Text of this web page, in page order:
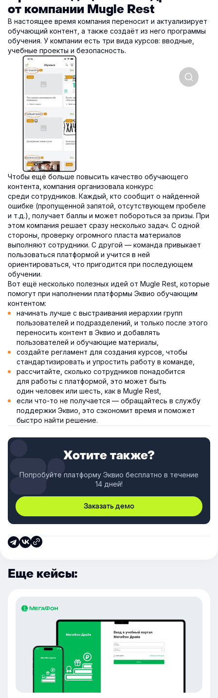
от компании Mugle Rest
В настоящее время компания переносит и актуализирует
обучающий контент, а также создаёт из него программы
обучения. У компании есть три вида курсов: вводные,
учебные проекты и безопасность.
Чтобы ещё больше повысить качество обучающего
контента, компания организовала конкурс
среди сотрудников. Каждый, кто сообщит о найденной
ошибке (пропущенной запятой, отсутствующем пробеле
и т.д.), получает баллы и может побороться за призы. При
этом компания решает сразу несколько задач. С одной
стороны, проверку огромного пласта материалов
выполняют сотрудники. С другой — команда привыкает
пользоваться платформой и учится в ней
ориентироваться, что пригодится при последующем
обучении.
Вот ещё несколько полезных идей от Mugle Rest, которые
помогут при наполнении платформы Эквио обучающим
контентом:
начинать лучше с выстраивания иерархии групп
пользователей и подразделений, и только после этого
переносить контент в Эквио и добавлять
пользователей и обучающие материалы,
создайте регламент для создания курсов, чтобы
стандартизировать и упростить работу в команде,
рассчитайте, сколько сотрудников понадобится
для работы с платформой, это может быть
один человек или шесть, как в Mugle Rest,
если что-то не получается — обращайтесь в службу
поддержки Эквио, это сэкономит время и поможет
быстро найти решение.
Хотите также?
Попробуйте платформу Эквио бесплатно в течение
14 дней!
Заказать демо
Еще кейсы: